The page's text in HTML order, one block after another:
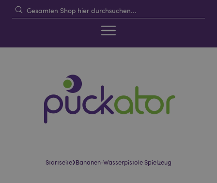
Startseite›Bananen-Wasserpistole Spielzeug